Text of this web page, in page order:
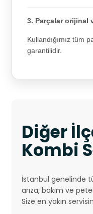
3. Parçalar orijinal
Kullandığımız tüm
garantilidir.
Diğer
Kombi
İstanbul genelinde
arıza, bakım ve
Size en yakın